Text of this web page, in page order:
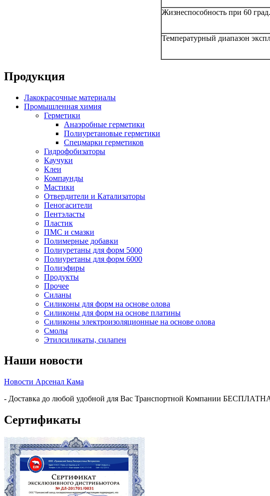
Жизнеспособность при 60
Температурный диапазон
Продукция
Лакокрасочные материалы
Промышленная химия
Герметики
Анаэробные герметики
Полиуретановые герметики
Спецмарки герметиков
Гидрофобизаторы
Каучуки
Клеи
Компаунды
Мастики
Отвердители и Катализаторы
Пеногасители
Пентэласты
Пластик
ПМС и смазки
Полимерные добавки
Полиуретаны для форм 5000
Полиуретаны для форм 6000
Полиэфиры
Продукты
Прочее
Силаны
Силиконы для форм на основе олова
Силиконы для форм на основе платины
Силиконы электроизоляционные на основе олова
Смолы
Этилсиликаты, силапен
Наши новости
Новости Арсенал Кама
- Доставка до любой удобной для Вас Транспортной Компании
Сертификаты